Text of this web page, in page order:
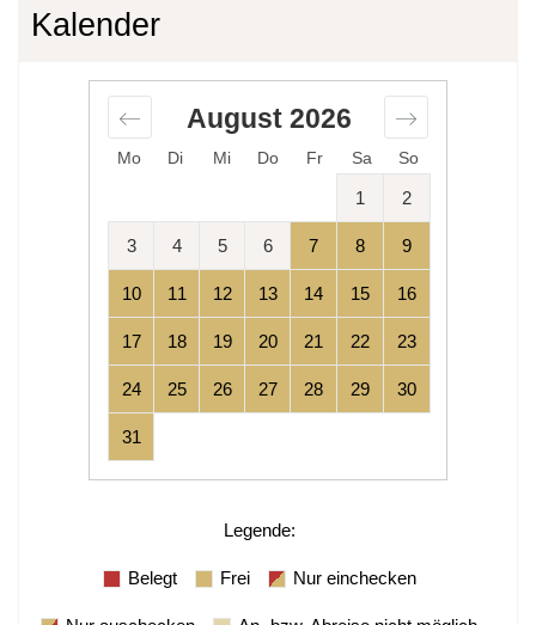
Kalender
Mo Di Mi Do Fr Sa So
August 2026
1 2
3 4 5 6 7 8 9
10 11 12 13 14 15 16
17 18 19 20 21 22 23
24 25 26 27 28 29 30
31
Legende:
Belegt Frei Nur einchecken